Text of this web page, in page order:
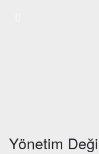
Yönetim